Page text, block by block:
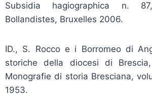
Subsidia hagiographica n.
Bollandistes, Bruxelles 2006.
ID., S. Rocco e i Borromeo di
storiche della diocesi di
Monografie di storia Bresciana,
1953.